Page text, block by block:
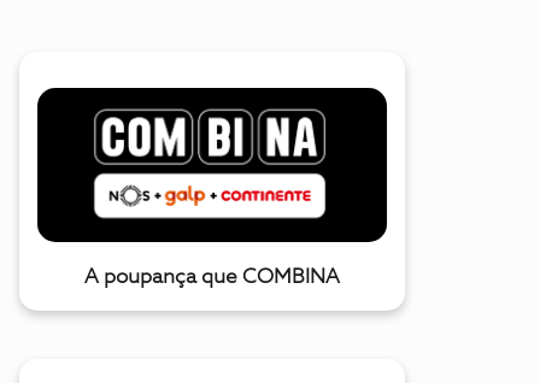
A poupança que COMBINA